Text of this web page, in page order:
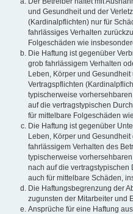
und Gesundheit und der
(Kardinalpflichten) nur für
fahrlässiges Verhalten
Folgeschäden wie
Die Haftung ist gegenüber
grob fahrlässigem Verhalten
Leben, Körper und
Vertragspflichten
typischerweise
auf die vertragstypischen
für mittelbare Folgeschäden
Die Haftung ist gegenüber
Leben, Körper und
fahrlässigem Verhalten des
typischerweise
nach auf die vertragstypischen
auch für mittelbare Schäden,
Die Haftungsbegrenzung der
zugunsten der Mitarbeiter und
Ansprüche für eine Haftung